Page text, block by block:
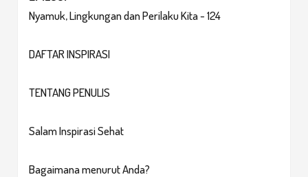
Nyamuk, Lingkungan dan Perilaku Kita - 124
DAFTAR INSPIRASI
TENTANG PENULIS
Salam Inspirasi Sehat
Bagaimana menurut Anda?